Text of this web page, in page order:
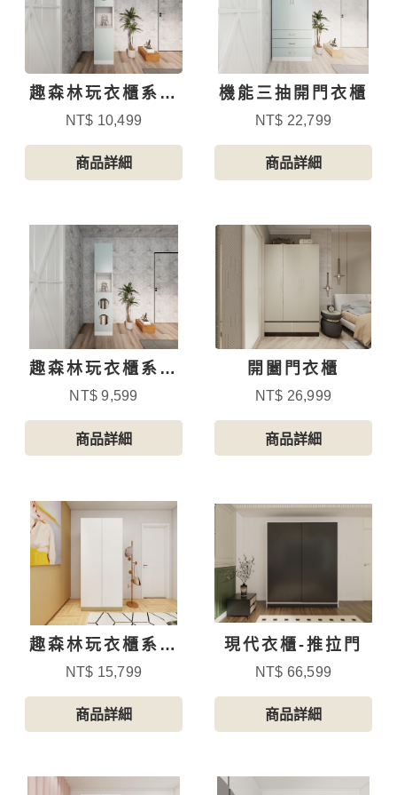
趣森林玩衣櫃系列
-1
NT$ 10,499
商品詳細
機能三抽開門衣櫃
NT$ 22,799
商品詳細
趣森林玩衣櫃系列
-4
NT$ 9,599
商品詳細
開闔門衣櫃
NT$ 26,999
商品詳細
趣森林玩衣櫃系列
-2
NT$ 15,799
商品詳細
現代衣櫃-推拉門
NT$ 66,599
商品詳細